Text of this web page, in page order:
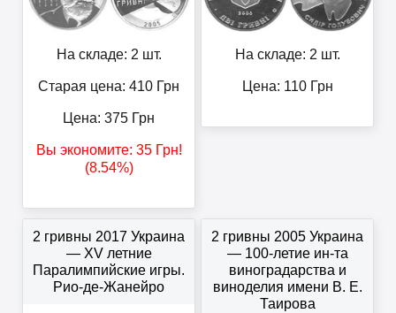
На складе: 2 шт.
Старая цена: 410 Грн
Цена: 375 Грн
Вы экономите: 35Грн!
(8.54%)
На складе: 2 шт.
Цена: 110Грн
2 гривны 2017 Украина
— XV летние
Паралимпийские игры.
Рио-де-Жанейро
2 гривны 2005 Украина
— 100-летие ин-та
виноградарства и
виноделия имени В. Е.
Таирова